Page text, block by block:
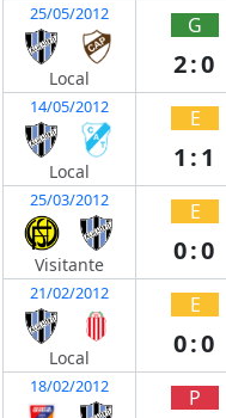
25/05/2012
Local
G
2:0
14/05/2012
Local
E
1:1
25/03/2012
Visitante
E
0:0
21/02/2012
Local
E
0:0
18/02/2012 P